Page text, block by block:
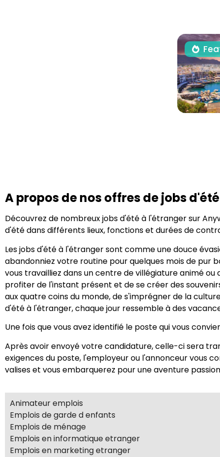
A propos de nos offres de jobs d'été
Découvrez de nombreux jobs d'été à l'étranger sur
d'été dans différents lieux, fonctions et durées de
Les jobs d'été à l'étranger sont comme une douce
abandonniez votre routine pour quelques mois de pur
vous travailliez dans un centre de villégiature animé
profiter de l'instant présent et de se créer des
aux quatre coins du monde, de s'imprégner de la
d'été à l'étranger, chaque jour ressemble à des
Une fois que vous avez identifié le poste qui vous
Après avoir envoyé votre candidature, celle-ci sera
exigences du poste, l'employeur ou l'annonceur vous
valises et vous embarquerez pour une aventure
Animateur emplois
Emplois de garde d enfants
Emplois de ménage
Emplois en informatique etranger
Emplois en marketing etranger